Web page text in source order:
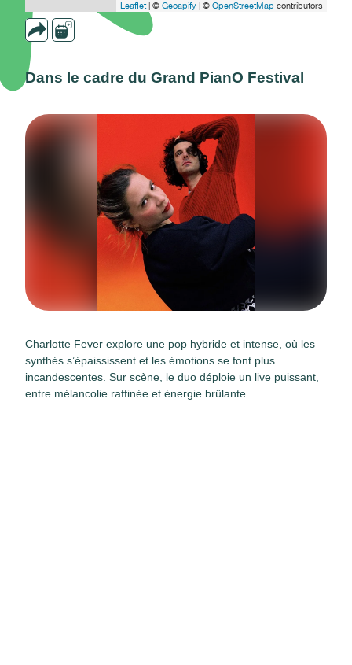
Leaflet| © Geoapify | © OpenStreetMap contributors
Dans le cadre du Grand PianO Festival
Charlotte Fever explore une pop hybride et intense, où les
synthés s’épaississent et les émotions se font plus
incandescentes. Sur scène, le duo déploie un live puissant,
entre mélancolie raffinée et énergie brûlante.